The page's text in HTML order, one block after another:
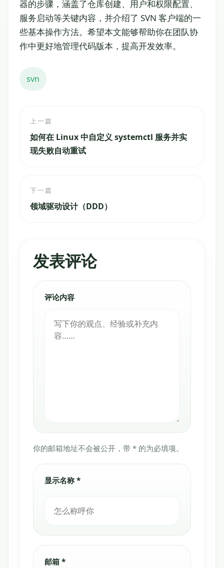
器的步骤，涵盖了仓库创建、用户和权限配置、
服务启动等关键内容，并介绍了 SVN 客户端的一
些基本操作方法。希望本文能够帮助你在团队协
作中更好地管理代码版本，提高开发效率。
svn
上一篇
如何在 Linux 中自定义 systemctl 服务并实
现失败自动重试
下一篇
领域驱动设计（DDD）
发表评论
你的邮箱地址不会被公开，带 * 的为必填项。
评论内容
显示名称 *
邮箱 *